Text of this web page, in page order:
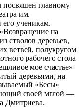
главному
им.
ученикам.
на
стволов деревьев,
ветвей, полукругом
рабочего стола
мое счастье»
деревьями, на
«Бесы»
своей мглой —
Дмитриева.